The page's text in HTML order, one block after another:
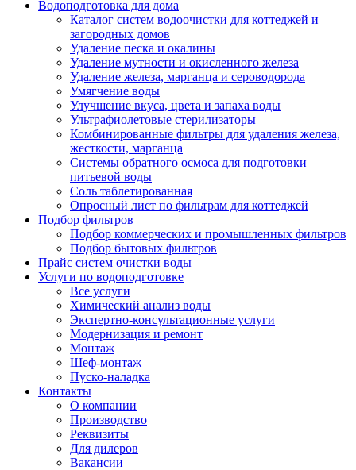
Водоподготовка для дома
Каталог систем водоочистки для коттеджей и
загородных домов
Удаление песка и окалины
Удаление мутности и окисленного железа
Удаление железа, марганца и сероводорода
Умягчение воды
Улучшение вкуса, цвета и запаха воды
Ультрафиолетовые стерилизаторы
Комбинированные фильтры для удаления железа,
жесткости, марганца
Системы обратного осмоса для подготовки
питьевой воды
Соль таблетированная
Опросный лист по фильтрам для коттеджей
Подбор фильтров
Подбор коммерческих и промышленных фильтров
Подбор бытовых фильтров
Прайс систем очистки воды
Услуги по водоподготовке
Все услуги
Химический анализ воды
Экспертно-консультационные услуги
Модернизация и ремонт
Монтаж
Шеф-монтаж
Пуско-наладка
Контакты
О компании
Производство
Реквизиты
Для дилеров
Вакансии